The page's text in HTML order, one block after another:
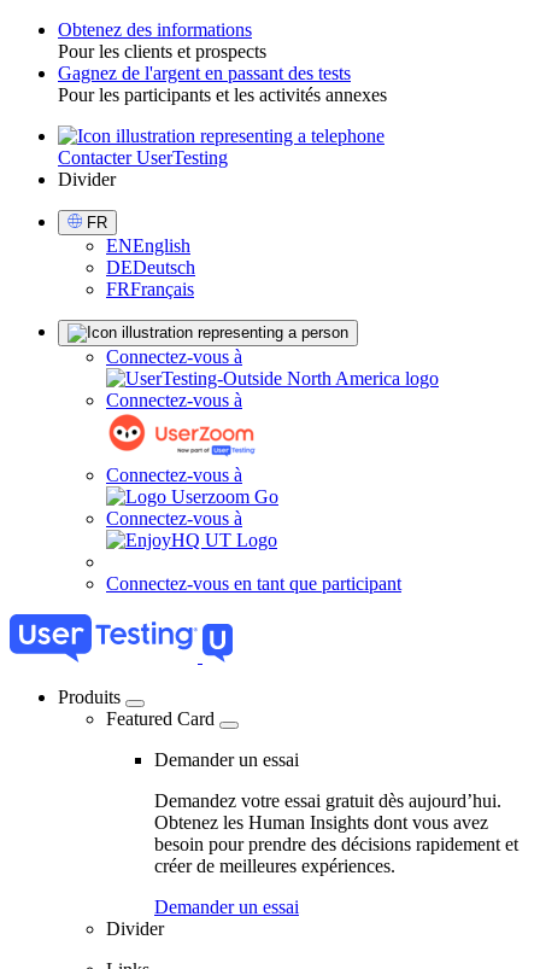
Toggle
Obtenez des informations
Pour les clients et prospects
Gagnez de l'argent en passant des tests
Pour les participants et les activités annexes
UtilityContacter UserTesting
Divider
Select
Language
FR
ENEnglish
DEDeutsch
FRFrançais
Connectez-vous à
Connectez-vous à
Connectez-vous à
Connectez-vous à
Connectez-vous en tant que participant
navigation
Produits
Featured Card
Demander un essai
Demandez votre essai gratuit dès aujourd’hui.
Obtenez les Human Insights dont vous avez
besoin pour prendre des décisions rapidement et
créer de meilleures expériences.
Demander un essai
Divider